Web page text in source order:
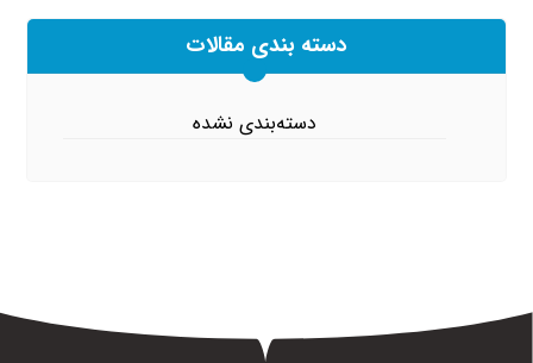
دسته بندی مقالات
دسته‌بندی نشده